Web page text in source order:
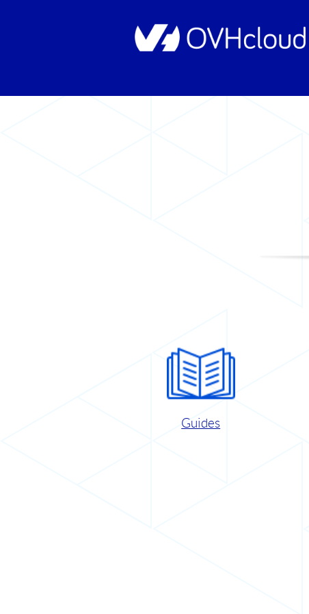
Guides